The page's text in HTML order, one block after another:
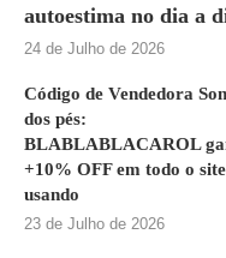
autoestima no dia a
24 de Julho de 2026
Código de Vendedora
dos pés:
BLABLABLACAROL
+10% OFF em todo o site
usando
23 de Julho de 2026